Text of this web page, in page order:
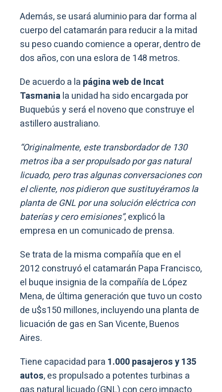
Además, se usará aluminio para dar forma al
cuerpo del catamarán para reducir a la mitad
su peso cuando comience a operar, dentro de
dos años, con una eslora de 148 metros.
De acuerdo a la página web de Incat
Tasmaniala unidad ha sido encargada por
Buquebús y será el noveno que construye el
astillero australiano.
“Originalmente, este transbordador de 130
metros iba a ser propulsado por gas natural
licuado, pero tras algunas conversaciones con
el cliente, nos pidieron que sustituyéramos la
planta de GNL por una solución eléctrica con
baterías y cero emisiones”, explicó la
empresa en un comunicado de prensa.
Se trata de la misma compañía que en el
2012 construyó el catamarán Papa Francisco,
el buque insignia de la compañía de López
Mena, de última generación que tuvo un costo
de u$s150 millones, incluyendo una planta de
licuación de gas en San Vicente, Buenos
Aires.
Tiene capacidad para 1.000 pasajeros y 135
autos, es propulsado a potentes turbinas a